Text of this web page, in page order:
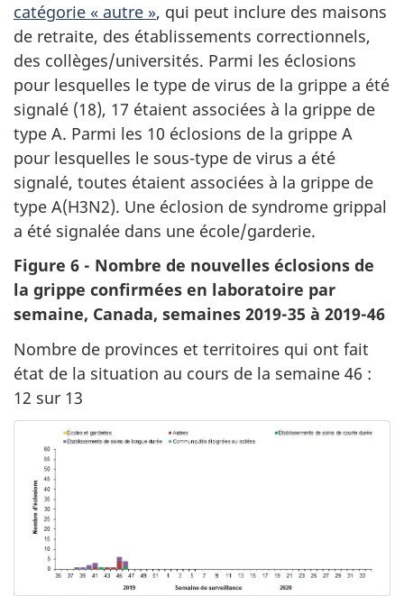
catégorie « autre », qui peut inclure des maisons
de retraite, des établissements correctionnels,
des collèges/universités. Parmi les éclosions
pour lesquelles le type de virus de la grippe a été
signalé (18), 17 étaient associées à la grippe de
type A. Parmi les 10 éclosions de la grippe A
pour lesquelles le sous-type de virus a été
signalé, toutes étaient associées à la grippe de
type A(H3N2). Une éclosion de syndrome grippal
a été signalée dans une école/garderie.
Figure 6 - Nombre de nouvelles éclosions de
la grippe confirmées en laboratoire par
semaine, Canada, semaines 2019-35 à 2019-46
Nombre de provinces et territoires qui ont fait
état de la situation au cours de la semaine 46 :
12 sur 13